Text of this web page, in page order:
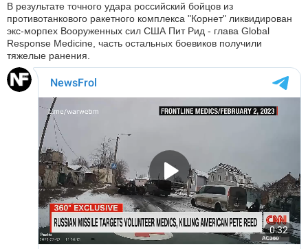
АВТО И МОТО
В результате точного удара российский бойцов из
противотанкового ракетного комплекса "Корнет" ликвидирован
экс-морпех Вооруженных сил США Пит Рид - глава Global
Response Medicine, часть остальных боевиков получили
тяжелые ранения.